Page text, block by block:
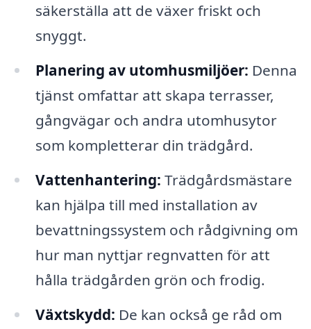
säkerställa att de växer friskt och
snyggt.
Planering av utomhusmiljöer: Denna
tjänst omfattar att skapa terrasser,
gångvägar och andra utomhusytor
som kompletterar din trädgård.
Vattenhantering: Trädgårdsmästare
kan hjälpa till med installation av
bevattningssystem och rådgivning om
hur man nyttjar regnvatten för att
hålla trädgården grön och frodig.
Växtskydd: De kan också ge råd om